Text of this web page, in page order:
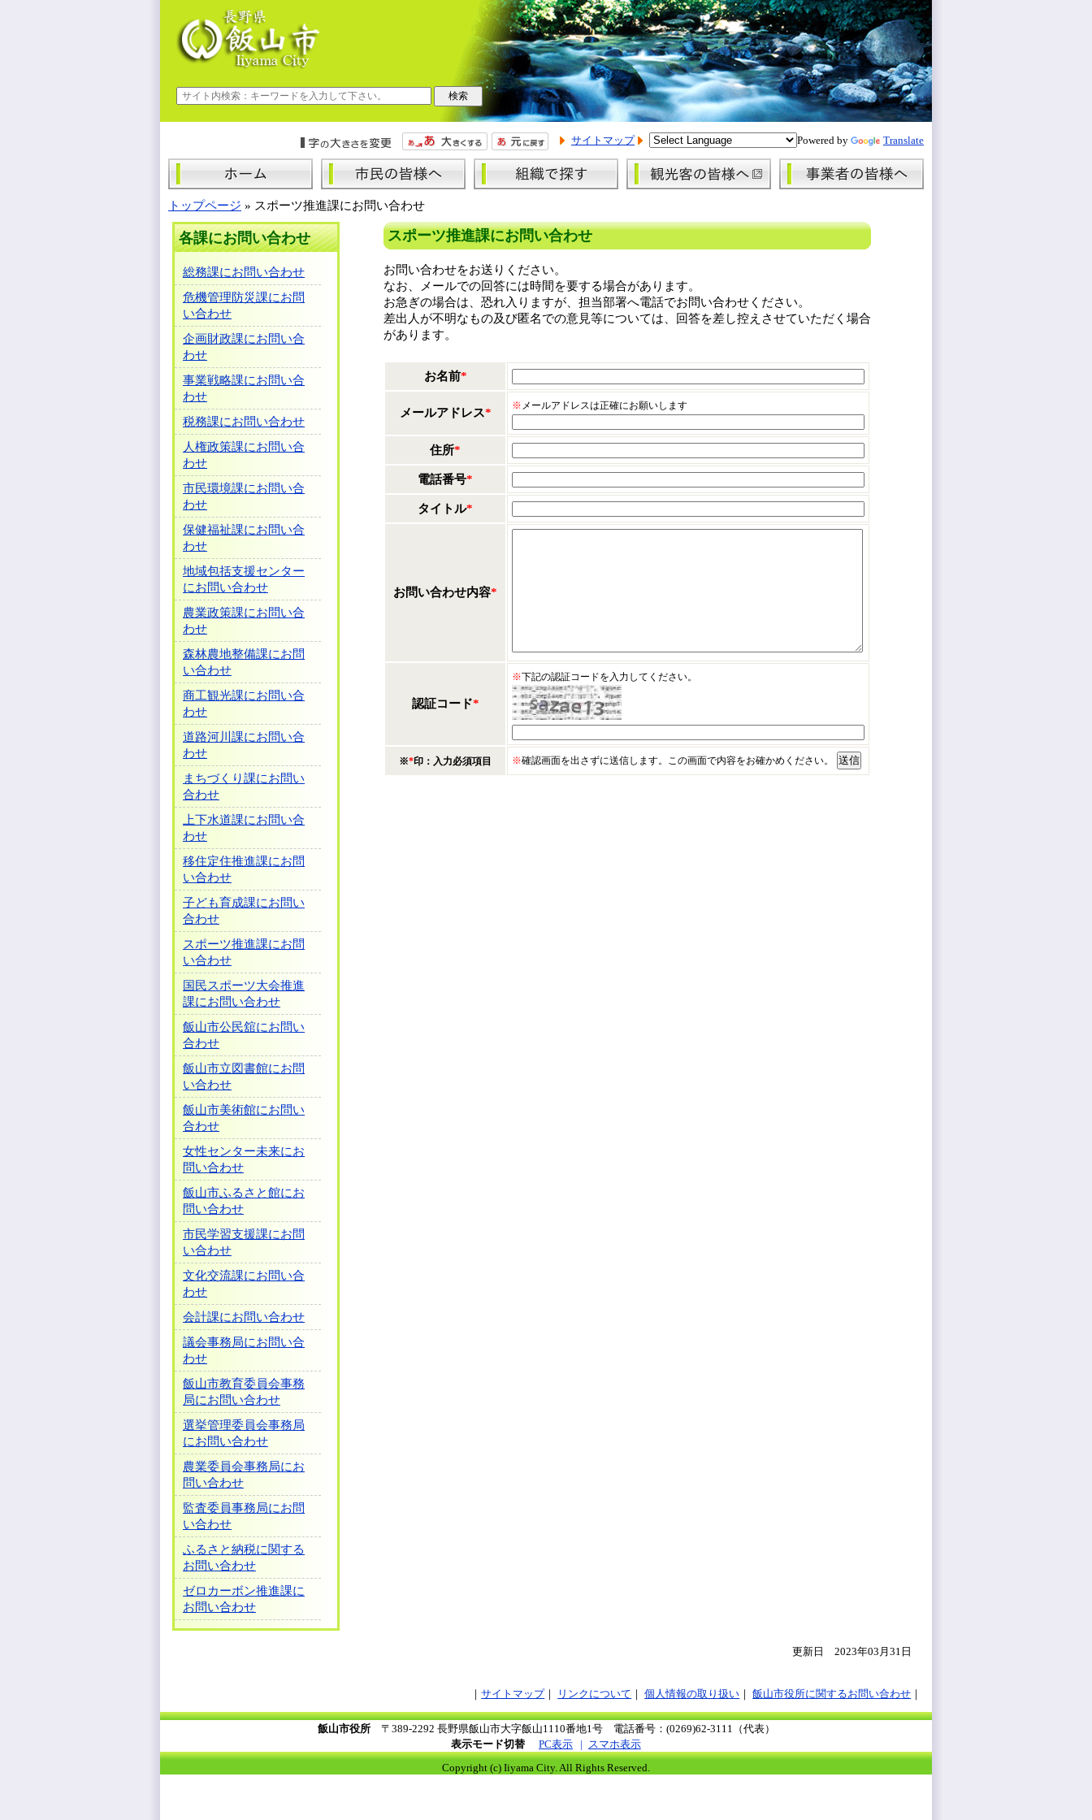
サイトマップ Powered by Translate
トップページ » スポーツ推進課にお問い合わせ
各課にお問い合わせ
総務課にお問い合わせ
危機管理防災課にお問
い合わせ
企画財政課にお問い合
わせ
事業戦略課にお問い合
わせ
税務課にお問い合わせ
人権政策課にお問い合
わせ
市民環境課にお問い合
わせ
保健福祉課にお問い合
わせ
地域包括支援センター
にお問い合わせ
農業政策課にお問い合
わせ
森林農地整備課にお問
い合わせ
商工観光課にお問い合
わせ
道路河川課にお問い合
わせ
まちづくり課にお問い
合わせ
上下水道課にお問い合
わせ
移住定住推進課にお問
い合わせ
子ども育成課にお問い
合わせ
スポーツ推進課にお問
い合わせ
国民スポーツ大会推進
課にお問い合わせ
飯山市公民舘にお問い
合わせ
飯山市立図書館にお問
い合わせ
飯山市美術館にお問い
合わせ
女性センター未来にお
問い合わせ
飯山市ふるさと館にお
問い合わせ
市民学習支援課にお問
い合わせ
文化交流課にお問い合
わせ
会計課にお問い合わせ
議会事務局にお問い合
わせ
飯山市教育委員会事務
局にお問い合わせ
選挙管理委員会事務局
にお問い合わせ
農業委員会事務局にお
問い合わせ
監査委員事務局にお問
い合わせ
ふるさと納税に関する
お問い合わせ
ゼロカーボン推進課に
お問い合わせ
スポーツ推進課にお問い合わせ
お問い合わせをお送りください。
なお、メールでの回答には時間を要する場合があります。
お急ぎの場合は、恐れ入りますが、担当部署へ電話でお問い合わせください。
差出人が不明なもの及び匿名での意見等については、回答を差し控えさせていただく場合
があります。
お名前*
メールアドレス*
※ メールアドレスは正確にお願いします
住所*
電話番号*
タイトル*
お問い合わせ内容*
認証コード*
※下記の認証コードを入力してください。
※*印：入力必須項目 ※確認画面を出さずに送信します。この画面で内容をお確かめください。
更新日 2023年03月31日
サイトマップ リンクについて 個人情報の取り扱い 飯山市役所に関するお問い合わせ
飯山市役所 〒389-2292 長野県飯山市大字飯山1110番地1号
電話番号：(0269)62-3111（代表）
表示モード切替
PC表示 スマホ表示
Copyright (c) Iiyama City. All Rights Reserved.